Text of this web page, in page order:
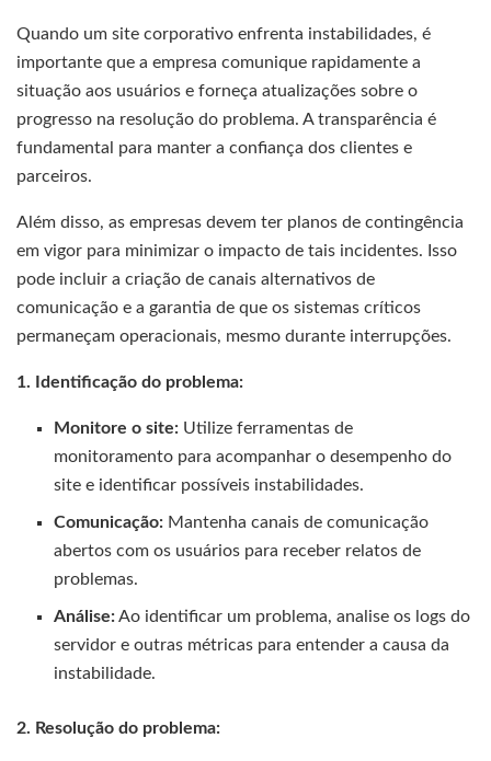
Quando um site corporativo enfrenta instabilidades, é
importante que a empresa comunique rapidamente a
situação aos usuários e forneça atualizações sobre o
progresso na resolução do problema. A transparência é
fundamental para manter a confiança dos clientes e
parceiros.
Além disso, as empresas devem ter planos de contingência
em vigor para minimizar o impacto de tais incidentes. Isso
pode incluir a criação de canais alternativos de
comunicação e a garantia de que os sistemas críticos
permaneçam operacionais, mesmo durante interrupções.
1. Identificação do problema:
Monitore o site: Utilize ferramentas de
monitoramento para acompanhar o desempenho do
site e identificar possíveis instabilidades.
Comunicação: Mantenha canais de comunicação
abertos com os usuários para receber relatos de
problemas.
Análise:Ao identificar um problema, analise os logs do
servidor e outras métricas para entender a causa da
instabilidade.
2. Resolução do problema: